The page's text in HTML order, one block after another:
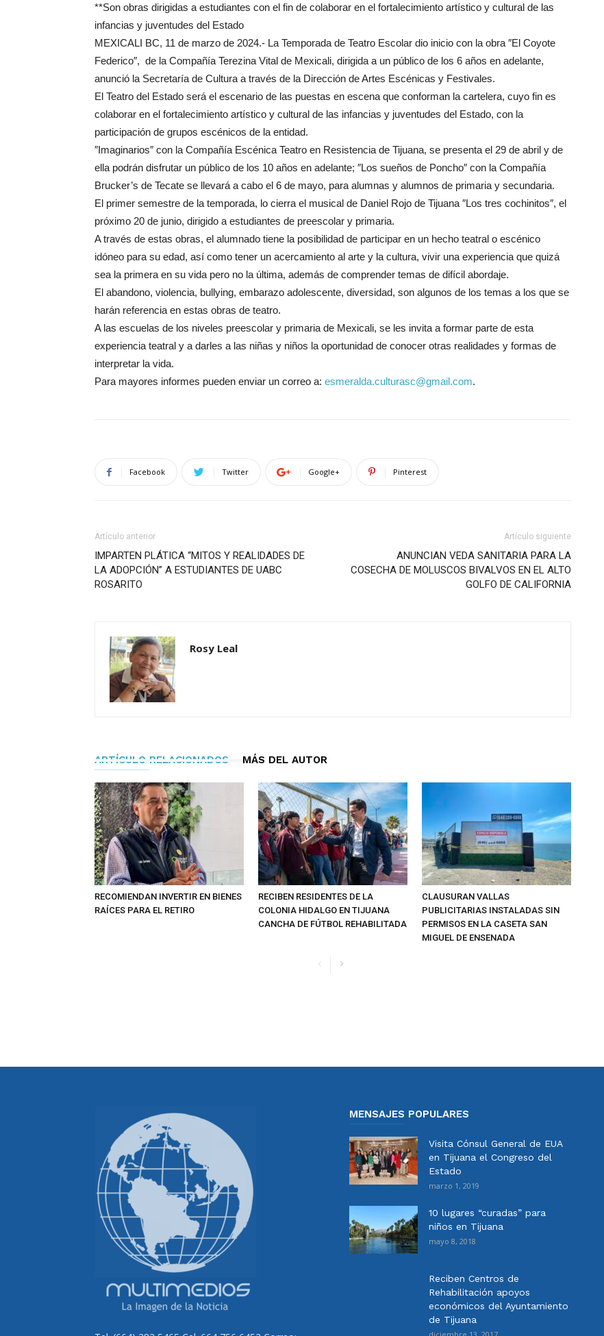
**Son obras dirigidas a estudiantes con el fin de colaborar en el fortalecimiento artístico y cultural de las
infancias y juventudes del Estado
MEXICALI BC, 11 de marzo de 2024.- La Temporada de Teatro Escolar dio inicio con la obra ″El Coyote
Federico″, de la Compañía Terezina Vital de Mexicali, dirigida a un público de los 6 años en adelante,
anunció la Secretaría de Cultura a través de la Dirección de Artes Escénicas y Festivales.
El Teatro del Estado será el escenario de las puestas en escena que conforman la cartelera, cuyo fin es
colaborar en el fortalecimiento artístico y cultural de las infancias y juventudes del Estado, con la
participación de grupos escénicos de la entidad.
″Imaginarios″ con la Compañía Escénica Teatro en Resistencia de Tijuana, se presenta el 29 de abril y de
ella podrán disfrutar un público de los 10 años en adelante; ″Los sueños de Poncho″ con la Compañía
Brucker’s de Tecate se llevará a cabo el 6 de mayo, para alumnas y alumnos de primaria y secundaria.
El primer semestre de la temporada, lo cierra el musical de Daniel Rojo de Tijuana ″Los tres cochinitos″, el
próximo 20 de junio, dirigido a estudiantes de preescolar y primaria.
A través de estas obras, el alumnado tiene la posibilidad de participar en un hecho teatral o escénico
idóneo para su edad, así como tener un acercamiento al arte y la cultura, vivir una experiencia que quizá
sea la primera en su vida pero no la última, además de comprender temas de difícil abordaje.
El abandono, violencia, bullying, embarazo adolescente, diversidad, son algunos de los temas a los que se
harán referencia en estas obras de teatro.
A las escuelas de los niveles preescolar y primaria de Mexicali, se les invita a formar parte de esta
experiencia teatral y a darles a las niñas y niños la oportunidad de conocer otras realidades y formas de
interpretar la vida.
Para mayores informes pueden enviar un correo a: esmeralda.culturasc@gmail.com.
Facebook Twitter Google+ Pinterest
Artículo anterior
IMPARTEN PLÁTICA “MITOS Y REALIDADES DE
LA ADOPCIÓN” A ESTUDIANTES DE UABC
ROSARITO
Artículo siguiente
ANUNCIAN VEDA SANITARIA PARA LA
COSECHA DE MOLUSCOS BIVALVOS EN EL ALTO
GOLFO DE CALIFORNIA
Rosy Leal
ARTÍCULO RELACIONADOS MÁS DEL AUTOR
RECOMIENDAN INVERTIR EN BIENES
RAÍCES PARA EL RETIRO
RECIBEN RESIDENTES DE LA
COLONIA HIDALGO EN TIJUANA
CANCHA DE FÚTBOL REHABILITADA
CLAUSURAN VALLAS
PUBLICITARIAS INSTALADAS SIN
PERMISOS EN LA CASETA SAN
MIGUEL DE ENSENADA
MENSAJES POPULARES
Visita Cónsul General de EUA
en Tijuana el Congreso del
Estado
marzo 1, 2019
10 lugares “curadas” para
niños en Tijuana
mayo 8, 2018
Reciben Centros de
Rehabilitación apoyos
económicos del Ayuntamiento
de Tijuana